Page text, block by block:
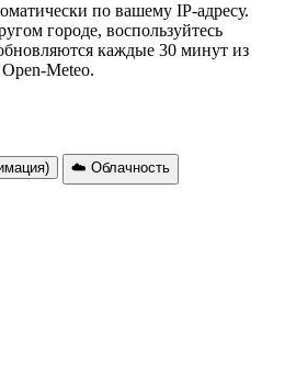
по вашему IP-адресу.
городе, воспользуйтесь
каждые 30 минут из
Meteo.
☁️ Облачность